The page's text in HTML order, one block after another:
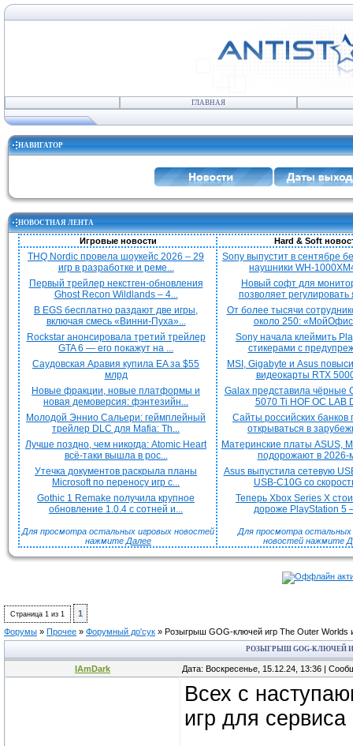
ГЛАВНАЯ
НАВИГАТОР
НОВОСТНАЯ ЛЕНТА
Игровые новости Hard & Soft
THQ Nordic провела шоукейс 2026 – 29
игр в разработке и реме...
Первый трейлер некстген-обновления
Ghost Recon Wildlands – 4...
В EGS бесплатно раздают две игры,
включая смесь «Винни-Пуха»...
Rockstar анонсировала третий трейлер
GTA 6 — его покажут на ...
Саудовская Аравия купила EA за $55
млрд
Новые фракции, новые платформы и
новая демоверсия: фэнтезийн...
Молодой Эннио Сальери: геймплейный
трейлер DLC для Mafia: Th...
Лучше поздно, чем никогда: Atomic Heart
всё-таки вышла в рос...
Утечка документов раскрыла планы
Microsoft по переносу игр с...
Gothic 1 Remake получила крупное
обновление 1.0.4 с сотней и...
Для просмотра остальных игровых новостей
нажмите Далее
Sony выпустит в сентябре
наушники WH-
Новый софт для
позволяет регулировать
От более тысячи
около 250:
Sony начала клеймить
стикерами с
MSI, Gigabyte и Asus
видеокарты RTX
Galax представила чёрные
5070 Ti HOF OC LAB
Сайты российских банков
открываться в
Материнские платы ASUS,
подорожают в
Asus выпустила сетевую
USB-C10G со
Теперь Xbox Series X
дороже PlayStation 5
Для просмотра остальных
новостей нажмите
Страница 1 из 1
1
Форумы » Прочее » Форумный до'сук » Розыгрыш GOG-ключей игр The Outer Worlds
РОЗЫГРЫШ GOG-КЛЮЧЕЙ
IAmDark Дата: Воскресенье, 15.12.24, 13:36 |
Всех с
игр для сервиса